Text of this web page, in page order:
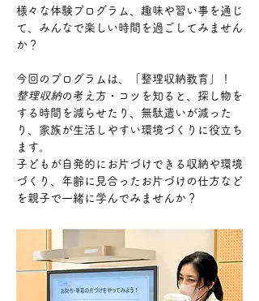
様々な体験プログラム、趣味や習い事を通じ
て、みんなで楽しい時間を過ごしてみません
か？
今回のプログラムは、「整理収納教育」！
整理収納の考え方・コツを知ると、探し物を
する時間を減らせたり、無駄遣いが減った
り、家族が生活しやすい環境づくりに役立ち
ます。
子どもが自発的にお片づけできる収納や環境
づくり、年齢に見合ったお片づけの仕方など
を親子で一緒に学んでみませんか？